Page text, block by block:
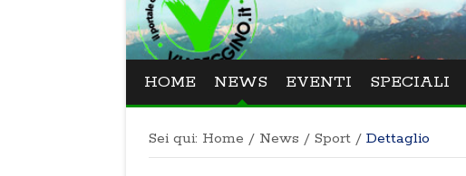
HOME NEWS EVENTI SPECIALI
Sei qui: Home / News / Sport / Dettaglio